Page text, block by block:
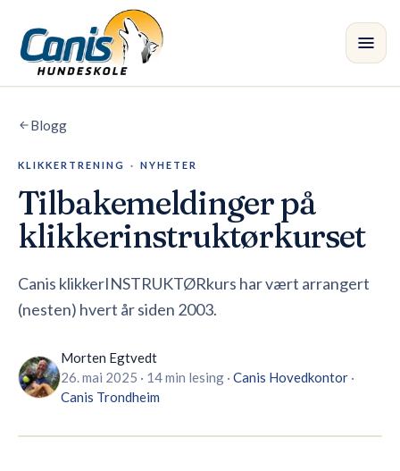
Skip to main content
Kurs
Instruktører
Blogg
🇳🇴NO
Blogg
KLIKKERTRENING · NYHETER
Tilbakemeldinger på
klikkerinstruktørkurset
Canis klikkerINSTRUKTØRkurs har vært arrangert
(nesten) hvert år siden 2003.
Morten Egtvedt
26. mai 2025 · 14 min lesing · Canis Hovedkontor ·
Canis Trondheim